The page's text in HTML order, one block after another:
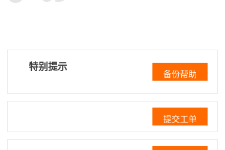
特别提示
备份帮助
提交工单